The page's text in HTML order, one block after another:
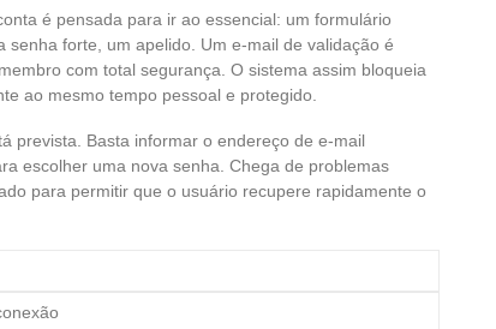
é pensada para ir ao essencial: um formulário
forte, um apelido. Um e-mail de validação é
com total segurança. O sistema assim bloqueia
ao mesmo tempo pessoal e protegido.
prevista. Basta informar o endereço de e-mail
escolher uma nova senha. Chega de problemas
para permitir que o usuário recupere rapidamente o